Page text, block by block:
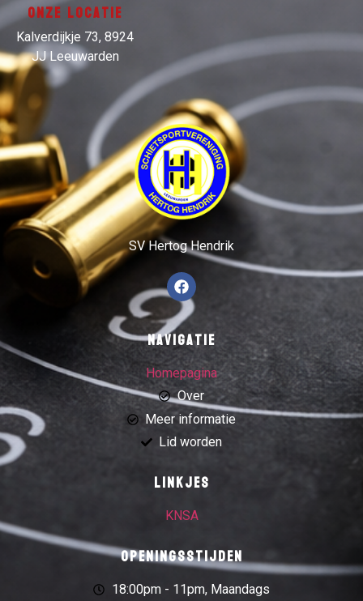
Onze locatie
Kalverdijkje 73, 8924
JJ Leeuwarden
SV Hertog Hendrik
Navigatie
Homepagina
Over
Meer informatie
Lid worden
Linkjes
KNSA
Openingsstijden
18:00pm - 11pm, Maandags